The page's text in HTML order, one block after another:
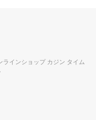
インショップ カジン タイム